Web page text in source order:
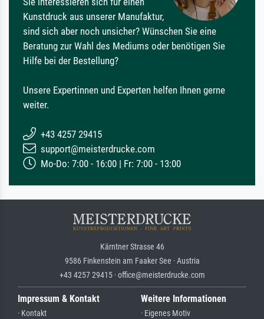
Kunstdruck aus unserer Manufaktur,
sind sich aber noch unsicher? Wünschen Sie eine
Beratung zur Wahl des Mediums oder benötigen Sie
Hilfe bei der Bestellung?
Unsere Expertinnen und Experten helfen Ihnen gerne
weiter.
+43 4257 29415
support@meisterdrucke.com
Mo-Do: 7:00 - 16:00 | Fr: 7:00 - 13:00
Kärntner Strasse 46
9586 Finkenstein am Faaker See · Austria
+43 4257 29415 · office@meisterdrucke.com
Impressum & Kontakt
· Kontakt
Weitere Informationen
· Eigenes Motiv